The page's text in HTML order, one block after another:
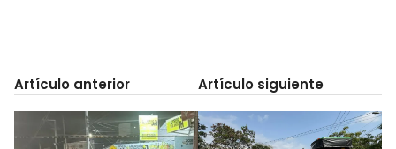
Artículo anterior Artículo siguiente